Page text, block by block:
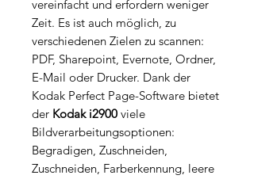
vereinfacht und erfordern weniger
Zeit. Es ist auch möglich, zu
verschiedenen Zielen zu scannen:
PDF, Sharepoint, Evernote, Ordner,
E-Mail oder Drucker. Dank der
Kodak Perfect Page-Software bietet
der Kodak i2900 viele
Bildverarbeitungsoptionen:
Begradigen, Zuschneiden,
Zuschneiden, Farberkennung, leere